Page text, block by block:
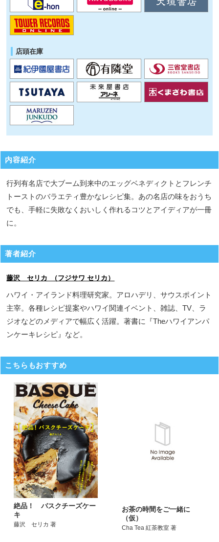
店頭在庫
内容紹介
行列有名店で大ブーム到来中のエッグベネディクトとフレンチ
トーストのバラエティ豊かなレシピ集。あの名店の味をおうち
でも、手軽に失敗なくおいしく作れるコツとアイディアが一冊
に。
著者紹介
藤沢 セリカ （フジサワ セリカ）
ハワイ・アイランド料理研究家。アロハデリ、サウスポイント
主宰。各種レシピ提案やハワイ関連イベント、雑誌、TV、ラ
ジオなどのメディアで幅広く活躍。著書に『Theハワイアンパ
ンケーキレシピ』など。
こちらもおすすめ
絶品！ バスクチーズケー
キ
藤沢 セリカ 著
お茶の時間をご一緒に
（仮）
Cha Tea 紅茶教室 著